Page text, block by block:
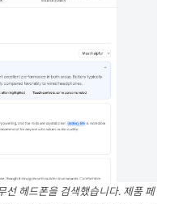
헤드폰을 검색했습니다. 제품 페